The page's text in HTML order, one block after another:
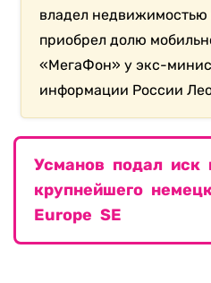
владел
приобрел долю
«МегаФон» у экс-
информации России
Усманов подал иск
крупнейшего
Europe SE